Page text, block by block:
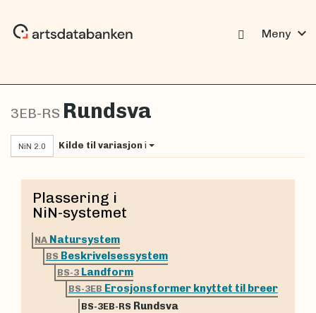
Meny expand_more
3EB-RS Rundsva
NiN 2.0 Kilde til variasjon i
Plassering i
NiN-systemet
NA Natursystem
BS Beskrivelsessystem
BS-3 Landform
BS-3EB Erosjonsformer knyttet til breer
BS-3EB-RS Rundsva